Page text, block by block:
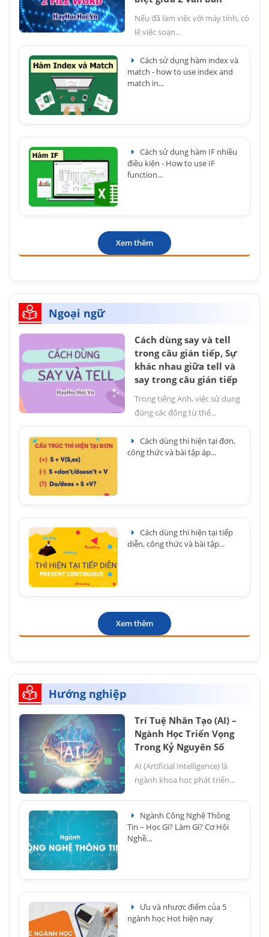
Nếu đã làm việc với máy tính, có
lẽ việc soạn...
Cách sử dụng hàm index và
match - how to use index and
match in...
Cách sử dụng hàm IF nhiều
điều kiện - How to use IF
function...
Xem thêm
Ngoại ngữ
Cách dùng say và tell
trong câu gián tiếp, Sự
khác nhau giữa tell và
say trong câu gián tiếp
Trong tiếng Anh, việc sử dụng
đúng các động từ thể...
Cách dùng thì hiện tại đơn,
công thức và bài tập áp...
Cách dùng thì hiện tại tiếp
diễn, công thức và bài tập...
Xem thêm
Hướng nghiệp
Trí Tuệ Nhân Tạo (AI) –
Ngành Học Triển Vọng
Trong Kỷ Nguyên Số
AI (Artificial Intelligence) là
ngành khoa học phát triển...
Ngành Công Nghệ Thông
Tin – Học Gì? Làm Gì? Cơ Hội
Nghề...
Ưu và nhược điểm của 5
ngành học Hot hiện nay